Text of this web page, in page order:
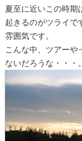
夏至に近いこの時期
起きるのがツライで
雰囲気です。
こんな中、ツアーや
ないだろうな・・・。